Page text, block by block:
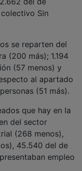
Sin
(200 más); 1.194
(57 menos) y
al apartado
(51 más).
del sector
(268 menos),
45.540 del de
empleo